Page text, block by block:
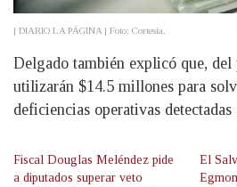
| DIARIO LA PÁGINA | Foto: Cortesía.
Delgado también explicó que, del
utilizarán $14.5 millones para
deficiencias operativas
Fiscal Douglas Meléndez pide
a diputados superar veto
El